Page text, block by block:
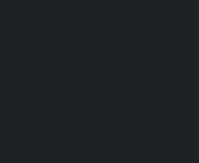
मालपोतको
वर्षदेखि
आठ आना
राखेर